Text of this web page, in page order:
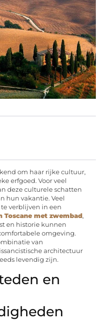
om haar rijke cultuur,
erfgoed. Voor veel
deze culturele schatten
hun vakantie. Veel
verblijven in een
Toscane met zwembad,
en historie kunnen
omgeving.
van
architectuur
levendig zijn.
en